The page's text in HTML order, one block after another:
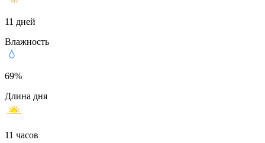
11 дней
Влажность
69%
Длина дня
11 часов